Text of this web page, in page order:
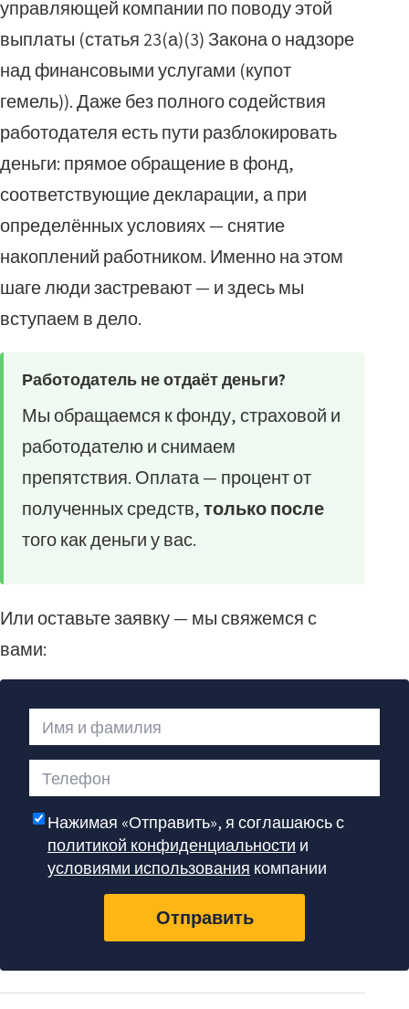
управляющей компании по поводу этой
выплаты (статья 23(а)(3) Закона о надзоре
над финансовыми услугами (купот
гемель)). Даже без полного содействия
работодателя есть пути разблокировать
деньги: прямое обращение в фонд,
соответствующие декларации, а при
определённых условиях — снятие
накоплений работником. Именно на этом
шаге люди застревают — и здесь мы
вступаем в дело.
Работодатель не отдаёт деньги?
Мы обращаемся к фонду, страховой и
работодателю и снимаем
препятствия. Оплата — процент от
полученных средств,только после
того как деньги у вас.
Или оставьте заявку — мы свяжемся с
вами:
Имя и фамилия
Телефон
Нажимая «Отправить», я соглашаюсь с
политикой конфиденциальности и
условиями использования компании
Отправить